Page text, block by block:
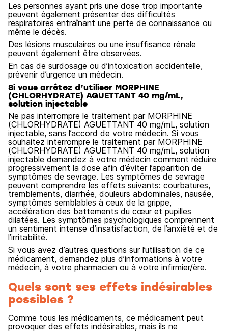
Les personnes ayant pris une dose trop importante
peuvent également présenter des difficultés
respiratoires entraînant une perte de connaissance ou
même le décès.
Des lésions musculaires ou une insuffisance rénale
peuvent également être observées.
En cas de surdosage ou d’intoxication accidentelle,
prévenir d’urgence un médecin.
Si vous arrêtez d’utiliser MORPHINE
(CHLORHYDRATE) AGUETTANT 40 mg/mL,
solution injectable
Ne pas interrompre le traitement par MORPHINE
(CHLORHYDRATE) AGUETTANT 40 mg/mL, solution
injectable, sans l’accord de votre médecin. Si vous
souhaitez interrompre le traitement par MORPHINE
(CHLORHYDRATE) AGUETTANT 40 mg/mL, solution
injectable demandez à votre médecin comment réduire
progressivement la dose afin d’éviter l’apparition de
symptômes de sevrage. Les symptômes de sevrage
peuvent comprendre les effets suivants: courbatures,
tremblements, diarrhée, douleurs abdominales, nausée,
symptômes semblables à ceux de la grippe,
accélération des battements du cœur et pupilles
dilatées. Les symptômes psychologiques comprennent
un sentiment intense d’insatisfaction, de l’anxiété et de
l’irritabilité.
Si vous avez d’autres questions sur l’utilisation de ce
médicament, demandez plus d’informations à votre
médecin, à votre pharmacien ou à votre infirmier/ère.
Quels sont ses effets indésirables
possibles ?
Comme tous les médicaments, ce médicament peut
provoquer des effets indésirables, mais ils ne